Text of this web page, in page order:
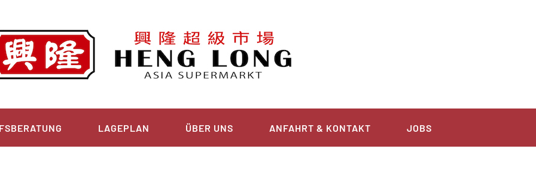
LAGEPLAN ÜBER UNS ANFAHRT & KONTAKT JOBS